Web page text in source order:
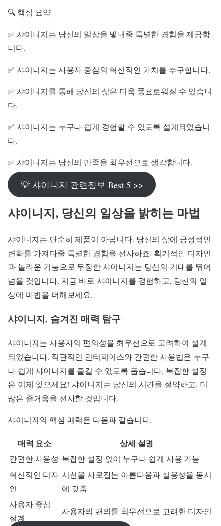
🔍 핵심 요약
✅ 샤이니지는 당신의 일상을 빛내줄 특별한 경험을 제공합
니다.
✅ 샤이니지는 사용자 중심의 혁신적인 가치를 추구합니다.
✅ 샤이니지를 통해 당신의 삶은 더욱 풍요로워질 수 있습니
다.
✅ 샤이니지는 누구나 쉽게 경험할 수 있도록 설계되었습니
다.
✅ 샤이니지는 당신의 만족을 최우선으로 생각합니다.
💡 샤이니지 관련정보 Best 5 >>
샤이니지, 당신의 일상을 밝히는 마법
샤이니지는 단순히 제품이 아닙니다. 당신의 삶에 긍정적인
변화를 가져다줄 특별한 경험을 선사하죠. 획기적인 디자인
과 놀라운 기능으로 무장한 샤이니지는 당신의 기대를 뛰어
넘을 것입니다. 지금 바로 샤이니지를 경험하고, 당신의 일
상에 마법을 더해보세요.
샤이니지, 숨겨진 매력 탐구
샤이니지는 사용자의 편의성을 최우선으로 고려하여 설계
되었습니다. 직관적인 인터페이스와 간편한 사용법은 누구
나 쉽게 샤이니지를 즐길 수 있도록 돕습니다. 복잡한 설정
은 이제 잊으세요! 샤이니지는 당신의 시간을 절약하고, 더
많은 즐거움을 선사할 것입니다.
샤이니지의 핵심 매력은 다음과 같습니다.
매력 요소 상세 설명
간편한 사용성 복잡한 설정 없이 누구나 쉽게 사용 가능
혁신적인 디자
인
시선을 사로잡는 아름다움과 실용성을 동시
에 갖춤
사용자 중심
설계
사용자의 편의를 최우선으로 고려한 디자인